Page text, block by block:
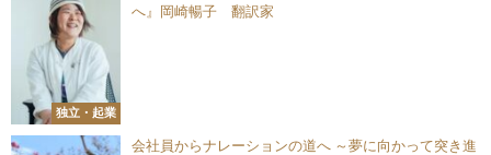
独立・起業
へ』岡崎暢子 翻訳家
会社員からナレーションの道へ ～夢に向かって突き進